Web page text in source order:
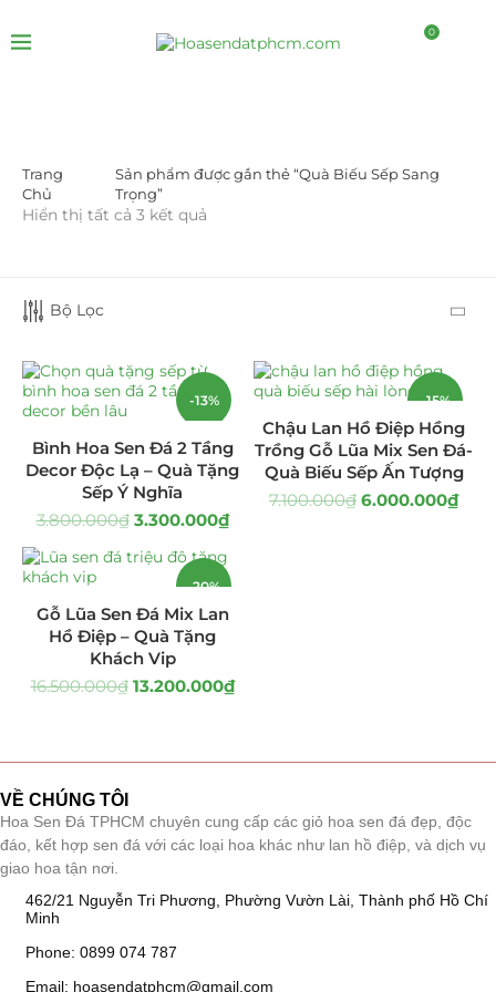
0
LỌC BỞI GIÁ
LỌC
DANH MỤC SẢN PHẨM
Giá Sỉ Đại Lý
Cây Sen Đá Giá Sỉ
Chậu Sen Đá Mini
Hồ Điệp và Hoa Sen đá
Tiểu Cảnh Lan Sen Đá (63)
Hoa Ngày Lễ 8/3
Hoa Tặng 14/2
Hoa Tặng 20/10
Trang
Chủ
Sản phẩm được gắn thẻ “Quà Biếu Sếp Sang
Trọng”
Hiển thị tất cả 3 kết quả
Bộ Lọc
-13%
Bình Hoa Sen Đá 2 Tầng
Decor Độc Lạ – Quà Tặng
Sếp Ý Nghĩa
3.800.000₫ 3.300.000₫
-15%
Chậu Lan Hồ Điệp Hồng
Trồng Gỗ Lũa Mix Sen Đá-
Quà Biếu Sếp Ấn Tượng
7.100.000₫ 6.000.000₫
-20%
Gỗ Lũa Sen Đá Mix Lan
Hồ Điệp – Quà Tặng
Khách Vip
16.500.000₫ 13.200.000₫
VỀ CHÚNG TÔI
Hoa Sen Đá TPHCM chuyên cung cấp các giỏ hoa sen đá đẹp, độc
đáo, kết hợp sen đá với các loại hoa khác như lan hồ điệp, và dịch vụ
giao hoa tận nơi.
462/21 Nguyễn Tri Phương, Phường Vườn Lài, Thành phố Hồ Chí
Minh
Phone: 0899 074 787
Email: hoasendatphcm@gmail.com